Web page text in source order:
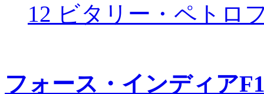
12 ビタリー・ペトロ
フォース・インディア